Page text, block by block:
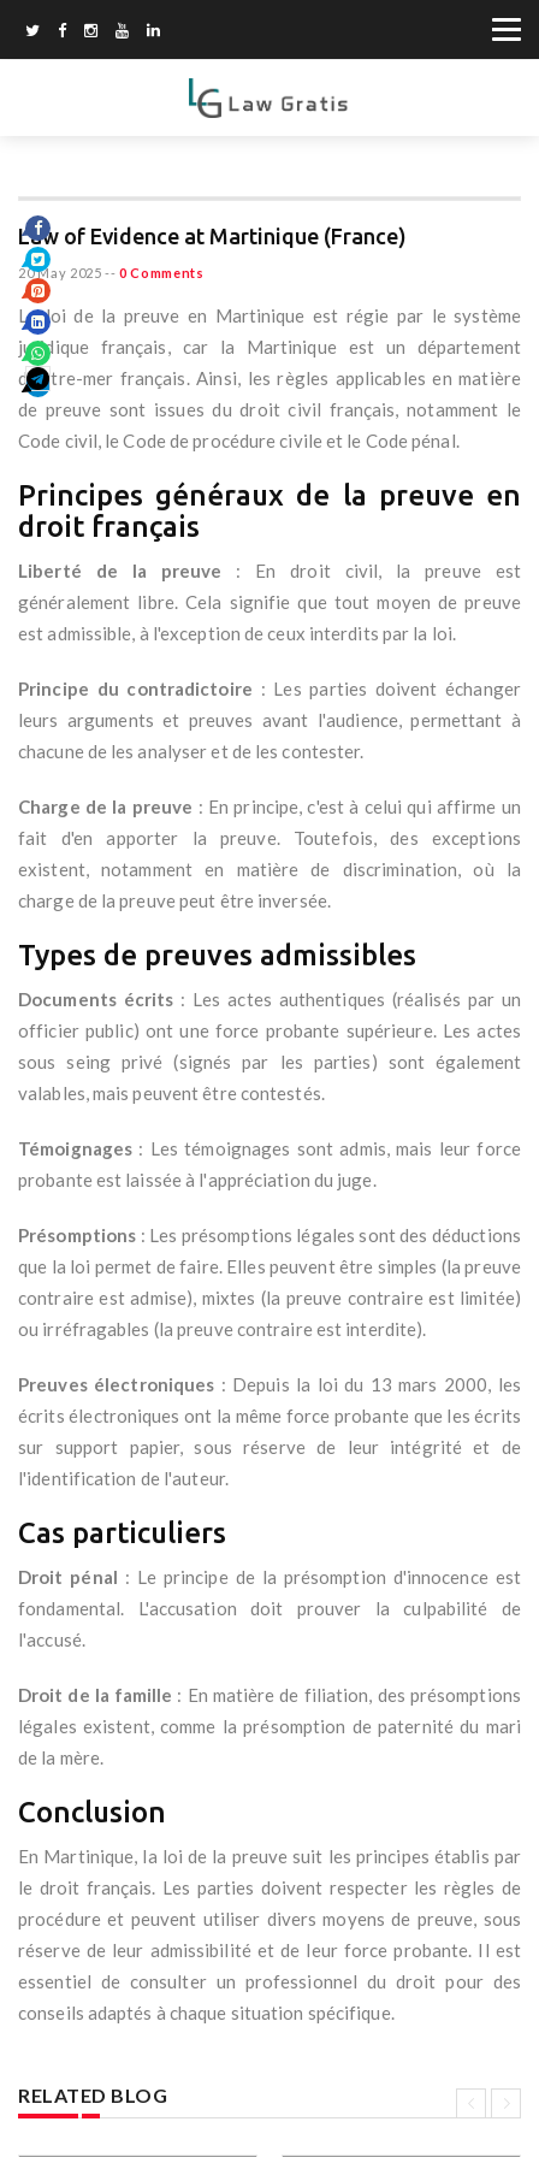
Law of Evidence at Martinique (France)
20 May 2025 -- 0 Comments
La loi de la preuve en Martinique est régie par le système
juridique français, car la Martinique est un département
d’outre-mer français. Ainsi, les règles applicables en matière
de preuve sont issues du droit civil français, notamment le
Code civil, le Code de procédure civile et le Code pénal.
Principes généraux de la preuve en
droit français
Liberté de la preuve : En droit civil, la preuve est
généralement libre. Cela signifie que tout moyen de preuve
est admissible, à l'exception de ceux interdits par la loi.
Principe du contradictoire : Les parties doivent échanger
leurs arguments et preuves avant l'audience, permettant à
chacune de les analyser et de les contester.
Charge de la preuve : En principe, c'est à celui qui affirme un
fait d'en apporter la preuve. Toutefois, des exceptions
existent, notamment en matière de discrimination, où la
charge de la preuve peut être inversée.
Types de preuves admissibles
Documents écrits : Les actes authentiques (réalisés par un
officier public) ont une force probante supérieure. Les actes
sous seing privé (signés par les parties) sont également
valables, mais peuvent être contestés.
Témoignages : Les témoignages sont admis, mais leur force
probante est laissée à l'appréciation du juge.
Présomptions : Les présomptions légales sont des déductions
que la loi permet de faire. Elles peuvent être simples (la preuve
contraire est admise), mixtes (la preuve contraire est limitée)
ou irréfragables (la preuve contraire est interdite).
Preuves électroniques : Depuis la loi du 13 mars 2000, les
écrits électroniques ont la même force probante que les écrits
sur support papier, sous réserve de leur intégrité et de
l'identification de l'auteur.
Cas particuliers
Droit pénal : Le principe de la présomption d'innocence est
fondamental. L'accusation doit prouver la culpabilité de
l'accusé.
Droit de la famille : En matière de filiation, des présomptions
légales existent, comme la présomption de paternité du mari
de la mère.
Conclusion
En Martinique, la loi de la preuve suit les principes établis par
le droit français. Les parties doivent respecter les règles de
procédure et peuvent utiliser divers moyens de preuve, sous
réserve de leur admissibilité et de leur force probante. Il est
essentiel de consulter un professionnel du droit pour des
conseils adaptés à chaque situation spécifique.
RELATED BLOG